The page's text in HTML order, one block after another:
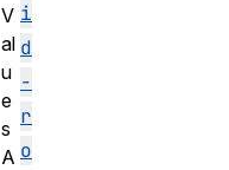
i
d
-
r
o
V
al
u
e
s
A